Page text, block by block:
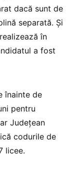
dacă sunt de
separată. Şi
în
a fost
înainte de
pentru
Județean
codurile de
licee.